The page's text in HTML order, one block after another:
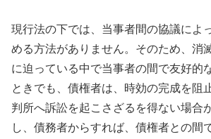
現行法の下では、当事者間の協議によ
める方法がありません。そのため、消
に迫っている中で当事者の間で友好的
ときでも、債権者は、時効の完成を阻
判所へ訴訟を起こさざるを得ない場合
し、債務者からすれば、債権者との間